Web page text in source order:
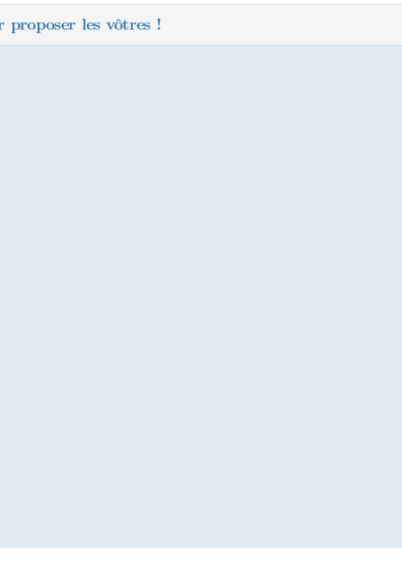
proposer les vôtres !